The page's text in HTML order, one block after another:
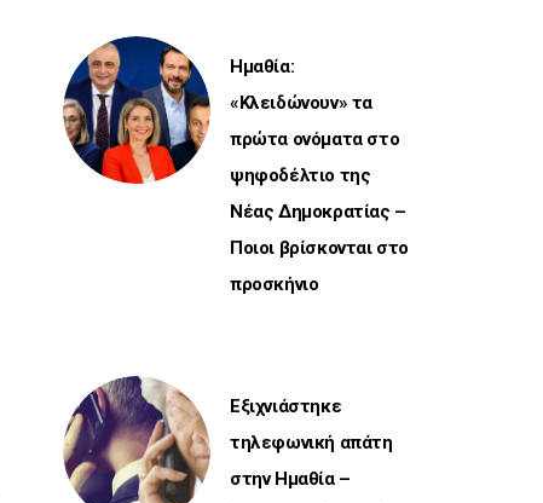
Ημαθία:
«Κλειδώνουν» τα
πρώτα ονόματα στο
ψηφοδέλτιο της
Νέας Δημοκρατίας –
Ποιοι βρίσκονται στο
προσκήνιο
Εξιχνιάστηκε
τηλεφωνική απάτη
στην Ημαθία –